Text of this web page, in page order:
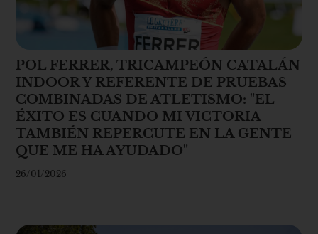
POL FERRER, TRICAMPEÓN CATALÁN
INDOOR Y REFERENTE DE PRUEBAS
COMBINADAS DE ATLETISMO: "EL
ÉXITO ES CUANDO MI VICTORIA
TAMBIÉN REPERCUTE EN LA GENTE
QUE ME HA AYUDADO"
26/01/2026